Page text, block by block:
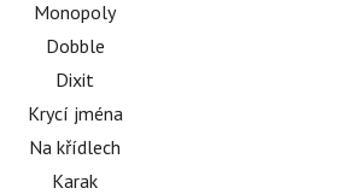
Monopoly
Dobble
Dixit
Krycí jména
Na křídlech
Karak